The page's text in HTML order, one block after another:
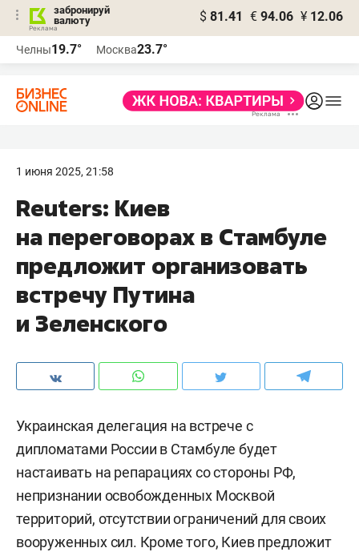
забронируй
валюту
$ 81.41 € 94.06 ¥ 12.06
Челны19.7° Москва23.7°
1 июня 2025, 21:58
Reuters: Киев
на переговорах в Стамбуле
предложит организовать
встречу Путина
и Зеленского
Украинская делегация на встрече с
дипломатами России в Стамбуле будет
настаивать на репарациях со стороны РФ,
непризнании освобожденных Москвой
территорий, отсутствии ограничений для своих
вооруженных сил. Кроме того, Киев предложит